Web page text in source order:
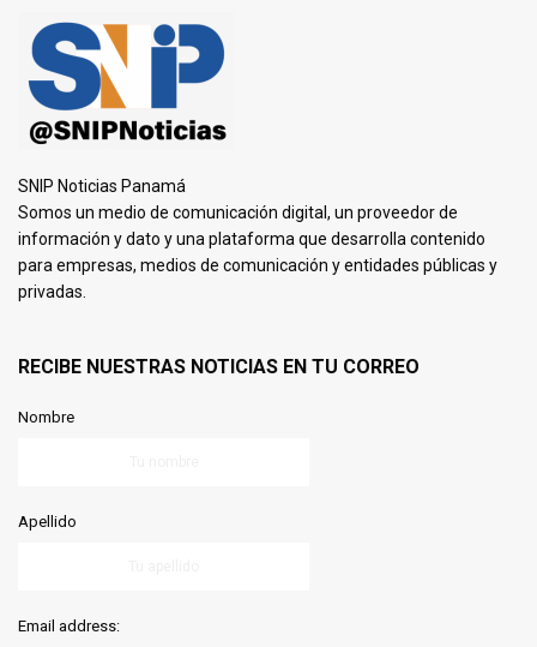
SNIP Noticias Panamá
Somos un medio de comunicación digital, un proveedor de
información y dato y una plataforma que desarrolla contenido
para empresas, medios de comunicación y entidades públicas y
privadas.
RECIBE NUESTRAS NOTICIAS EN TU CORREO
Nombre
Apellido
Email address: